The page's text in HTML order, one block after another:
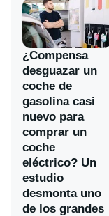
¿Compensa
desguazar un
coche de
gasolina casi
nuevo para
comprar un
coche
eléctrico? Un
estudio
desmonta uno
de los grandes